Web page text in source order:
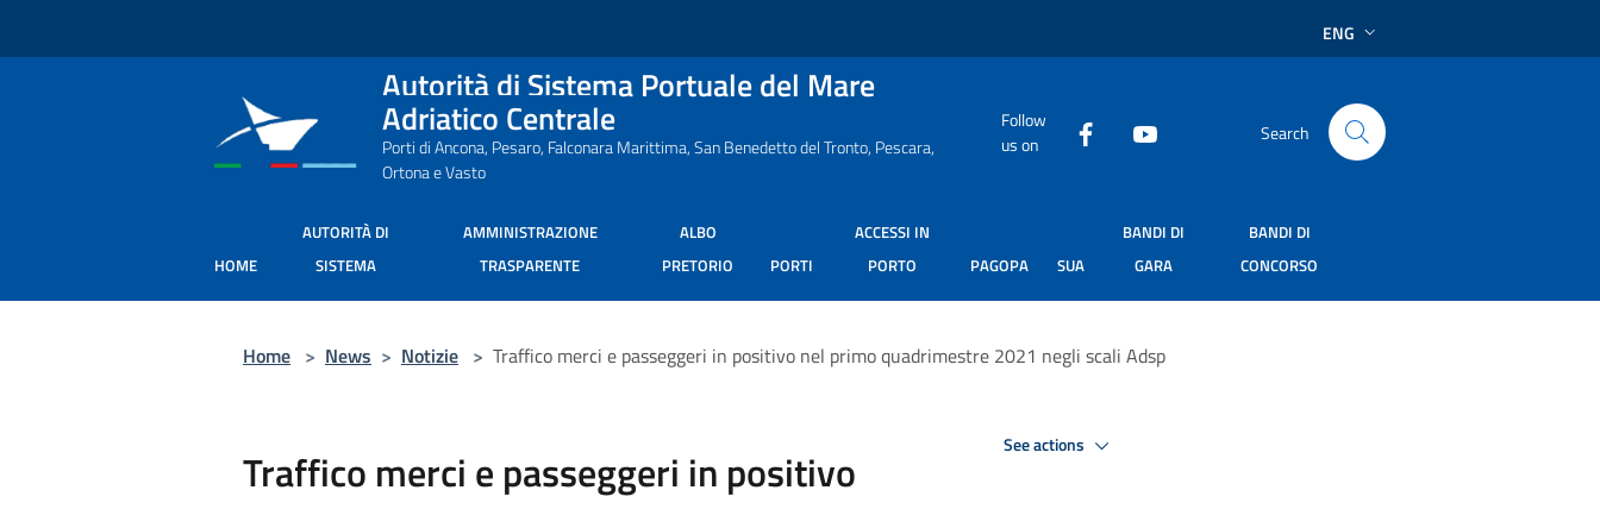
ENG
Autorità di Sistema Portuale del Mare
Adriatico Centrale
Porti di Ancona, Pesaro, Falconara Marittima, San Benedetto del Tronto, Pescara,
Ortona e Vasto
Follow
us on
Search
HOME
AUTORITÀ DI
SISTEMA
AMMINISTRAZIONE
TRASPARENTE
ALBO
PRETORIO
PORTI
ACCESSI IN
PORTO
PAGOPA SUA
BANDI DI
GARA
BANDI DI
CONCORSO
Home > News > Notizie > Traffico merci e passeggeri in positivo nel primo quadrimestre 2021 negli scali Adsp
Traffico merci e passeggeri in positivo
See actions